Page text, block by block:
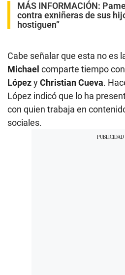
MÁS INFORMACIÓN:
contra exniñeras de sus
hostiguen”
Cabe señalar que esta no es
Michael comparte tiempo
LópezyChristian Cueva.
López indicó que lo ha
con quien trabaja en
sociales.